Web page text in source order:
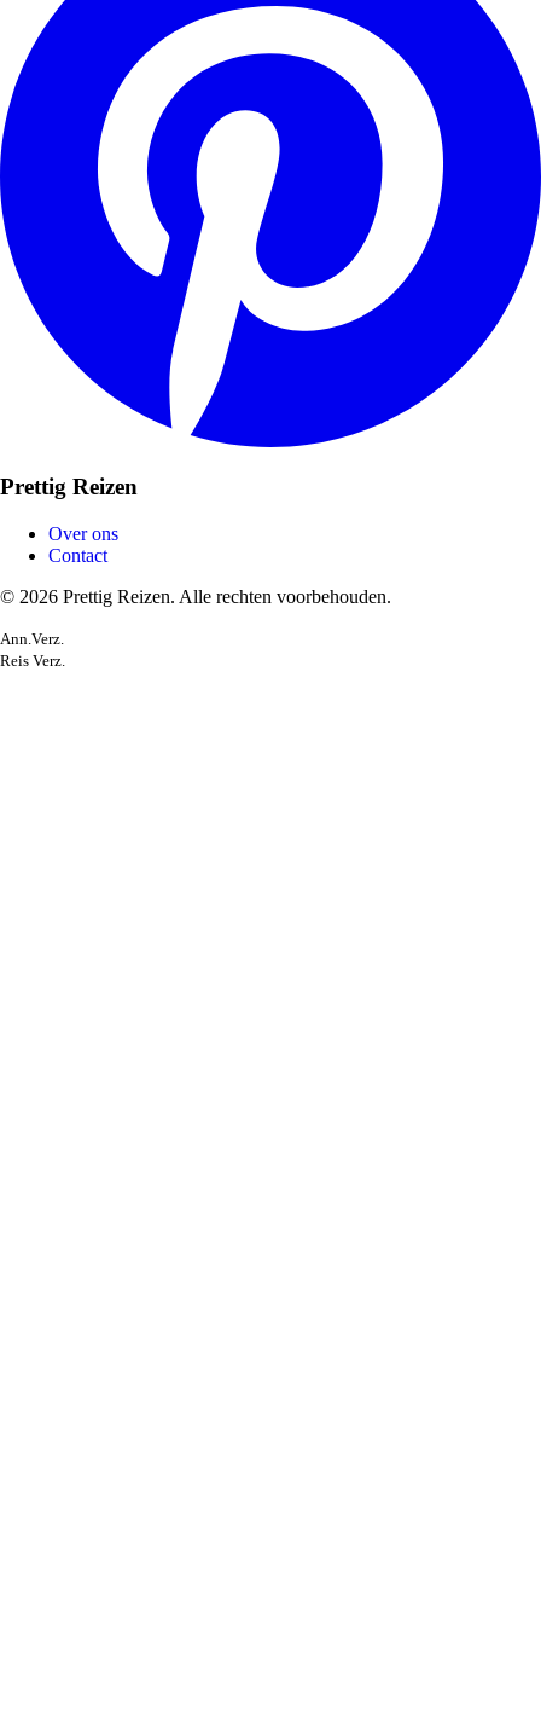
Prettig Reizen
Over ons
Contact
© 2026 Prettig Reizen. Alle rechten voorbehouden.
Ann.Verz.
Reis Verz.